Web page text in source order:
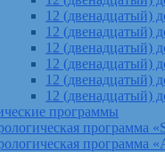
12 (двенадцатый)
12 (двенадцатый)
12 (двенадцатый)
12 (двенадцатый)
12 (двенадцатый)
12 (двенадцатый)
программы
программа
программа